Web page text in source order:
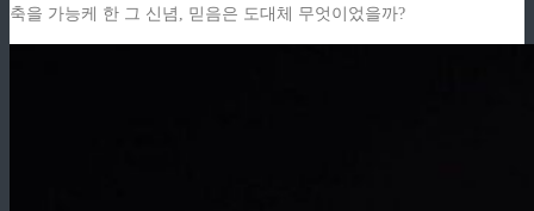
축을 가능케 한 그 신념, 믿음은 도대체 무엇이었을까?